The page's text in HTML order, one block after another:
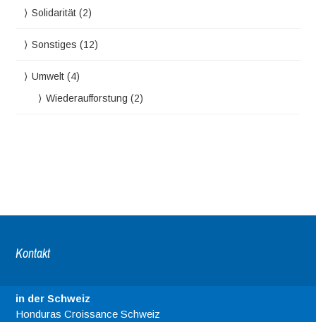
Solidarität (2)
Sonstiges (12)
Umwelt (4)
Wiederaufforstung (2)
Kontakt
in der Schweiz
Honduras Croissance Schweiz